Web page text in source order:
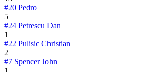
#20 Pedro
5
#24 Petrescu Dan
1
#22 Pulisic Christian
2
#7 Spencer John